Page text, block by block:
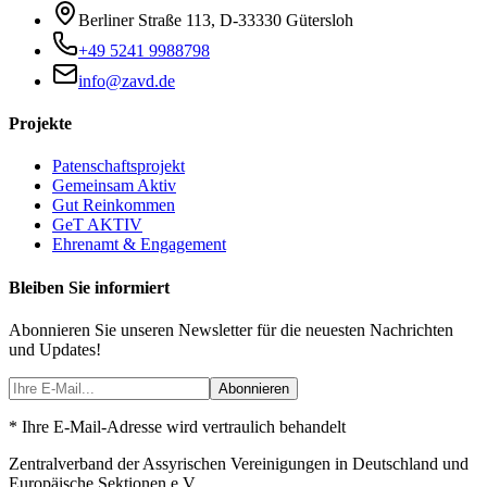
Berliner Straße 113, D-33330 Gütersloh
+49 5241 9988798
info@zavd.de
Projekte
Patenschaftsprojekt
Gemeinsam Aktiv
Gut Reinkommen
GeT AKTIV
Ehrenamt & Engagement
Bleiben Sie informiert
Abonnieren Sie unseren Newsletter für die neuesten Nachrichten
und Updates!
Abonnieren
* Ihre E-Mail-Adresse wird vertraulich behandelt
Zentralverband der Assyrischen Vereinigungen in Deutschland und
Europäische Sektionen e.V.